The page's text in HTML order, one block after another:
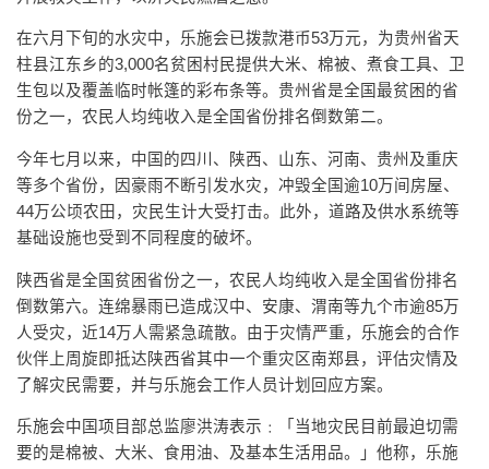
在六月下旬的水灾中，乐施会已拨款港币53万元，为贵州省天
柱县江东乡的3,000名贫困村民提供大米、棉被、煮食工具、卫
生包以及覆盖临时帐篷的彩布条等。贵州省是全国最贫困的省
份之一，农民人均纯收入是全国省份排名倒数第二。
今年七月以来，中国的四川、陕西、山东、河南、贵州及重庆
等多个省份，因豪雨不断引发水灾，冲毁全国逾10万间房屋、
44万公顷农田，灾民生计大受打击。此外，道路及供水系统等
基础设施也受到不同程度的破坏。
陕西省是全国贫困省份之一，农民人均纯收入是全国省份排名
倒数第六。连绵暴雨已造成汉中、安康、渭南等九个市逾85万
人受灾，近14万人需紧急疏散。由于灾情严重，乐施会的合作
伙伴上周旋即抵达陕西省其中一个重灾区南郑县，评估灾情及
了解灾民需要，并与乐施会工作人员计划回应方案。
乐施会中国项目部总监廖洪涛表示﹕「当地灾民目前最迫切需
要的是棉被、大米、食用油、及基本生活用品。」他称，乐施